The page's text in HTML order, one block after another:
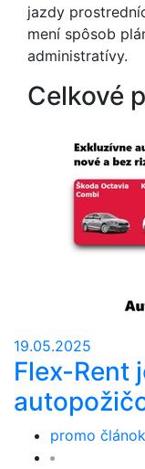
jazdy
mení spôsob
administratívy.
Celkové
19.05.2025
Flex-Rent
promo článok